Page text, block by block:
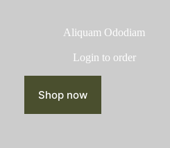
Aliquam Ododiam
Login to order
Shop now